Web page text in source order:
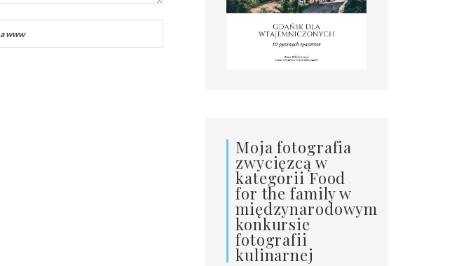
Moja fotografia
zwycięzcą w
kategorii Food
for the family w
międzynarodowym
konkursie
fotografii
kulinarnej